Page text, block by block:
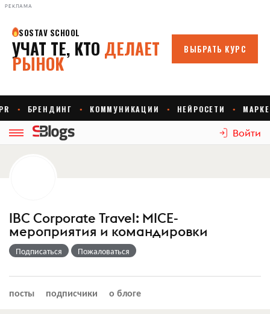
РЕКЛАМА
Войти
IBC Corporate Travel: MICE-
мероприятия и командировки
Подписаться Пожаловаться
посты подписчики о блоге